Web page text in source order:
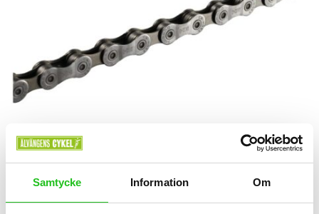
Samtycke Information Om
Kedjor